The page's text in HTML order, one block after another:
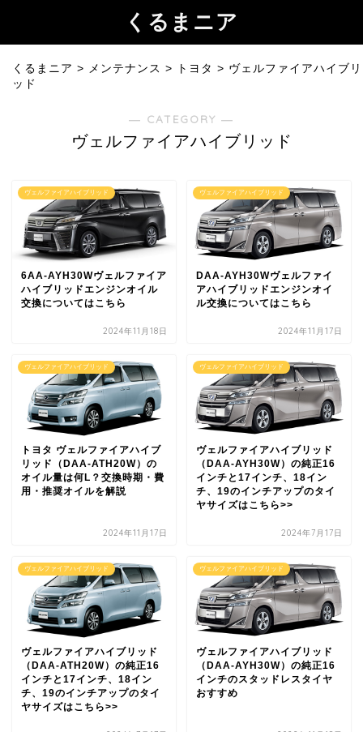
くるまニア
くるまニア > メンテナンス > トヨタ > ヴェルファイアハイブリ
ッド
― CATEGORY ―
ヴェルファイアハイブリッド
ヴェルファイアハイブリッド
6AA-AYH30Wヴェルファイア
ハイブリッドエンジンオイル
交換についてはこちら
2024年11月18日
ヴェルファイアハイブリッド
DAA-AYH30Wヴェルファイ
アハイブリッドエンジンオイ
ル交換についてはこちら
2024年11月17日
ヴェルファイアハイブリッド
トヨタ ヴェルファイアハイブ
リッド（DAA-ATH20W）の
オイル量は何L？交換時期・費
用・推奨オイルを解説
2024年11月17日
ヴェルファイアハイブリッド
ヴェルファイアハイブリッド
（DAA-AYH30W）の純正16
インチと17インチ、18イン
チ、19のインチアップのタイ
ヤサイズはこちら>>
2024年7月17日
ヴェルファイアハイブリッド
ヴェルファイアハイブリッド
（DAA-ATH20W）の純正16
インチと17インチ、18イン
チ、19のインチアップのタイ
ヤサイズはこちら>>
ヴェルファイアハイブリッド
ヴェルファイアハイブリッド
（DAA-AYH30W）の純正16
インチのスタッドレスタイヤ
おすすめ